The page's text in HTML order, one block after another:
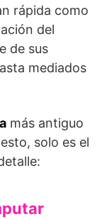
rápida como
del
de sus
mediados
más antiguo
solo es el